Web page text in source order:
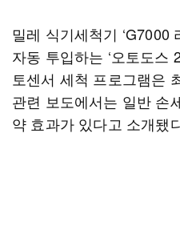
밀레 식기세척기 ‘G7000
자동 투입하는 ‘오토도스
토센서 세척 프로그램은
관련 보도에서는 일반 손
약 효과가 있다고 소개됐